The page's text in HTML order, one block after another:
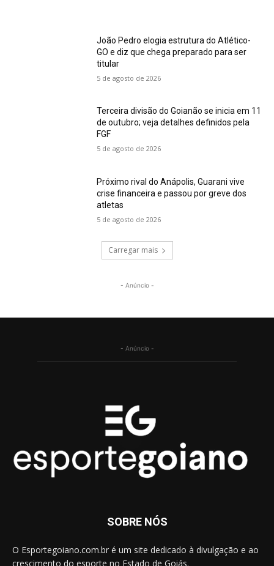
João Pedro elogia estrutura do Atlético-
GO e diz que chega preparado para ser
titular
5 de agosto de 2026
Terceira divisão do Goianão se inicia em 11
de outubro; veja detalhes definidos pela
FGF
5 de agosto de 2026
Próximo rival do Anápolis, Guarani vive
crise financeira e passou por greve dos
atletas
5 de agosto de 2026
Carregar mais
- Anúncio -
- Anúncio -
SOBRE NÓS
O Esportegoiano.com.br é um site dedicado à divulgação e ao
crescimento do esporte no Estado de Goiás.